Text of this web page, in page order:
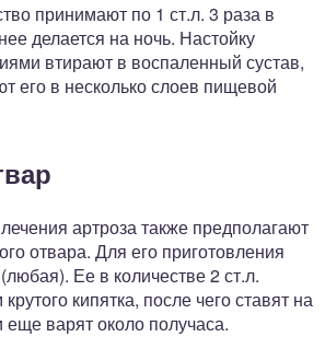
принимают по 1 ст.л. 3 раза в
делается на ночь. Настойку
втирают в воспаленный сустав,
его в несколько слоев пищевой
артроза также предполагают
отвара. Для его приготовления
Ее в количестве 2 ст.л.
кипятка, после чего ставят на
варят около получаса.